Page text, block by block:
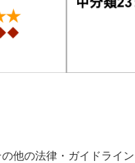
他の法律・ガイドライ